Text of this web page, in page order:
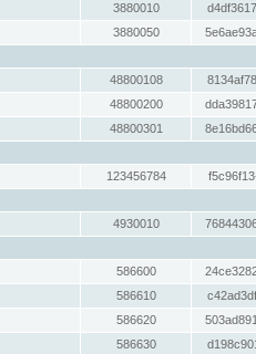
3880010
3880050
48800108
48800200
48800301
123456784
4930010
586600
586610
586620
586630